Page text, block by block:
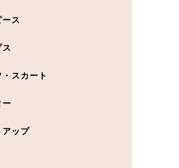
ース
ス
スカート
ー
アップ